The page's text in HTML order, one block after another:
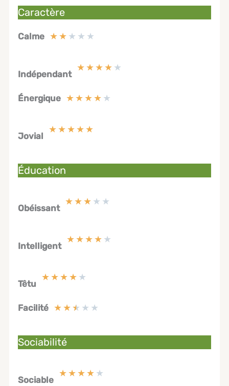
Caractère
Calme ★★ ★ ★ ★
Indépendant
★★★★ ★
Énergique ★★★★ ★
Jovial
★★★★★
Éducation
Obéissant
★★★ ★ ★
Intelligent
★★★★ ★
Têtu
★★★★ ★
Facilité ★★★ ★ ★
Sociabilité
Sociable
★★★★ ★